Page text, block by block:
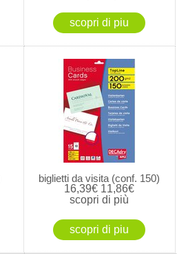
biglietti da visita (conf. 150)
16,39€ 11,86€
scopri di più